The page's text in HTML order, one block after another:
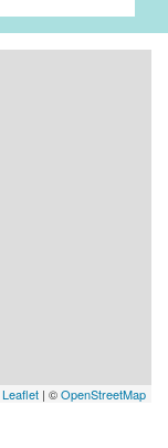
Leaflet | ©OpenStreetMap